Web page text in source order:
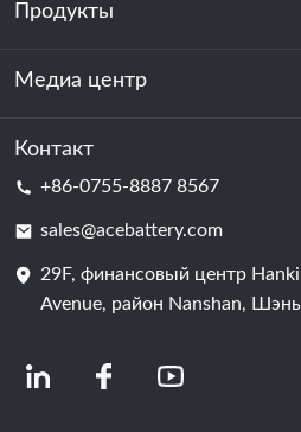
О нас
устойчивость
Продукты
Хранение энергии
Центр обработки данных и
Батарейная ячейка
Медиа центр
Новости
Контакт
+86-0755-8887 8567
sales@acebattery.com
29F, финансовый центр
Avenue, район Nanshan,